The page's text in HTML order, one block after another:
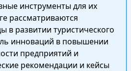
инструменты для их
рассматриваются
в развитии туристического
инноваций в повышении
предприятий и
рекомендации и кейсы